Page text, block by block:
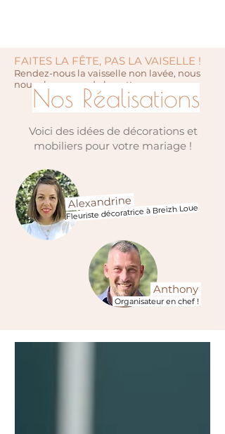
FAITES LA FÊTE, PAS LA VAISELLE !
Rendez-nous la vaisselle non lavée, nous
nous chargeons de la nettoyer
Nos Réalisations
Voici des idées de décorations et
mobiliers pour votre mariage !
Alexandrine
Fleuriste décoratrice à Breizh Loue
Anthony
Organisateur en chef !